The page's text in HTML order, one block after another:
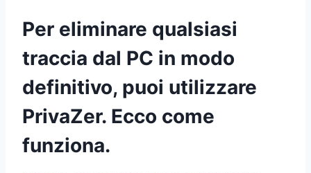
Per eliminare qualsiasi
traccia dal PC in modo
definitivo, puoi utilizzare
PrivaZer. Ecco come
funziona.